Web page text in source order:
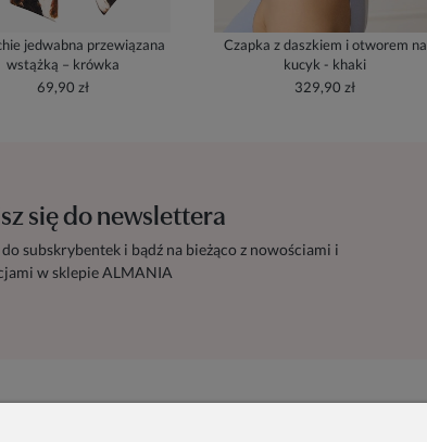
jedwabna przewiązana
wstążką – krówka
69,90 zł
Czapka z daszkiem i otworem na
kucyk - khaki
329,90 zł
się do newslettera
do subskrybentek i bądź na bieżąco z nowościami i
w sklepie ALMANIA